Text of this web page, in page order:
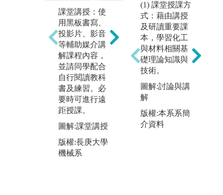
課堂講授：使
用黑板書寫、
投影片、影音
等輔助媒介講
解課程內容，
並請同學配合
自行閱讀教科
書及練習。必
要時可進行遠
距授課。
圖解:課堂講授
版權:長庚大學
機械系
實驗與實作：
在老師及助教
帶領下，操作
儀器、工具機
等專業器材，
實際進行量
測、製作等作
業，完成規定
之作品。另分
組進行五大實
驗課程，實際
(1) 課堂授課方
式：藉由講授
及研讀重要課
本，學習化工
與材料相關基
礎理論知識與
技術。
圖解:討論與講
解
版權:本系系簡
介資料